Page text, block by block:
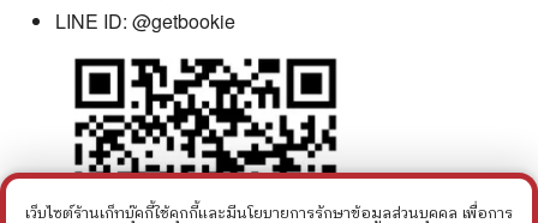
LINE ID: @getbookie
เว็บไซต์ร้านเก็ทบุ๊คกี้ใช้คุกกี้และมีนโยบายการรักษาข้อมูลส่วนบุคคล เพื่อการ